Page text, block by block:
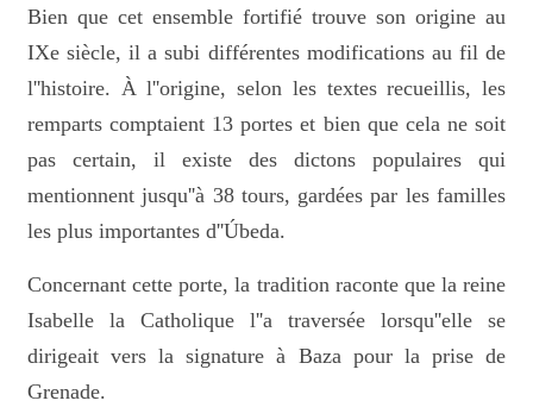
Bien que cet ensemble fortifié trouve son origine au
IXe siècle, il a subi différentes modifications au fil de
l''histoire. À l''origine, selon les textes recueillis, les
remparts comptaient 13 portes et bien que cela ne soit
pas certain, il existe des dictons populaires qui
mentionnent jusqu''à 38 tours, gardées par les familles
les plus importantes d''Úbeda.
Concernant cette porte, la tradition raconte que la reine
Isabelle la Catholique l''a traversée lorsqu''elle se
dirigeait vers la signature à Baza pour la prise de
Grenade.